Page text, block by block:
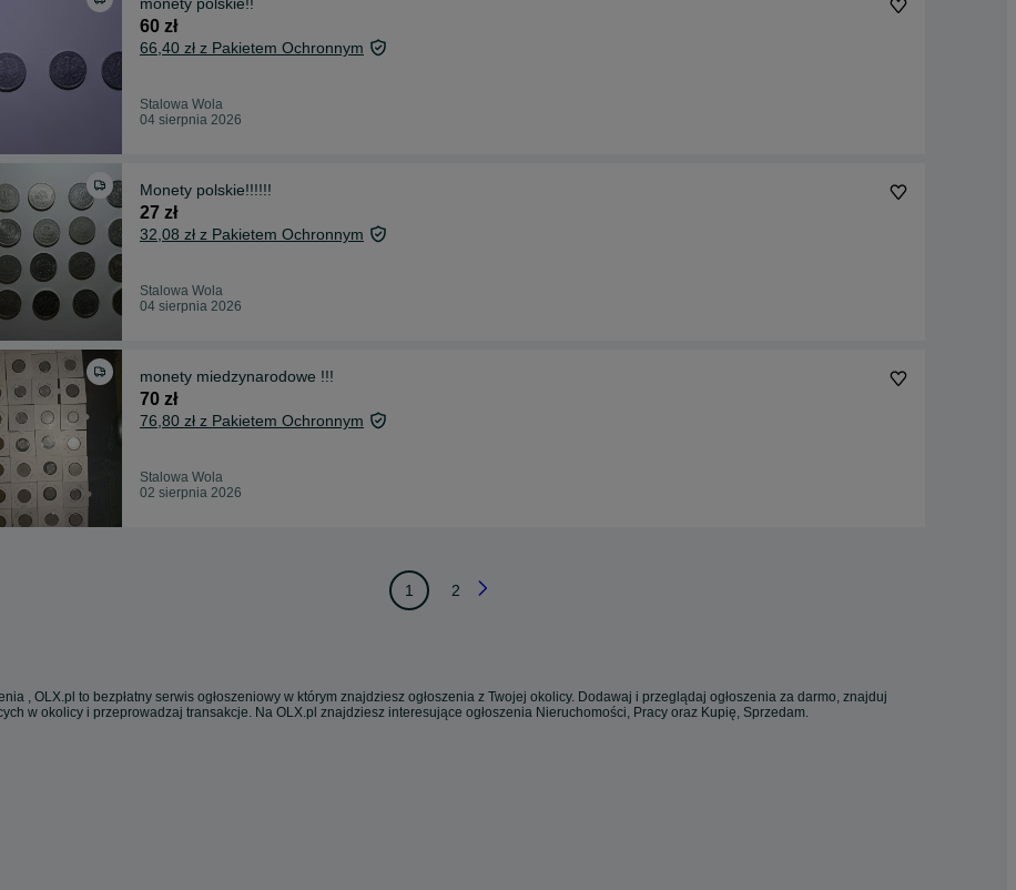
60 zł
66,40 zł z Pakietem Ochronnym
Stalowa Wola
04 sierpnia 2026
Monety polskie!!!!!!
27 zł
32,08 zł z Pakietem Ochronnym
Stalowa Wola
04 sierpnia 2026
monety miedzynarodowe !!!
70 zł
76,80 zł z Pakietem Ochronnym
Stalowa Wola
02 sierpnia 2026
1 2
, OLX.pl to bezpłatny serwis ogłoszeniowy w którym znajdziesz ogłoszenia z Twojej okolicy. Dodawaj i przeglądaj ogłoszenia za darmo, znajduj
w okolicy i przeprowadzaj transakcje. Na OLX.pl znajdziesz interesujące ogłoszenia Nieruchomości, Pracy oraz Kupię, Sprzedam.